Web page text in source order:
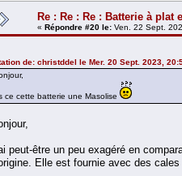
Re : Re : Re : Batterie à plat
« Répondre #20 le: Ven. 22 Sept.
de: christddel le Mer. 20 Sept. 2023,
ce cette batterie une Masolise
peut-être un peu exagéré en
Elle est fournie avec des